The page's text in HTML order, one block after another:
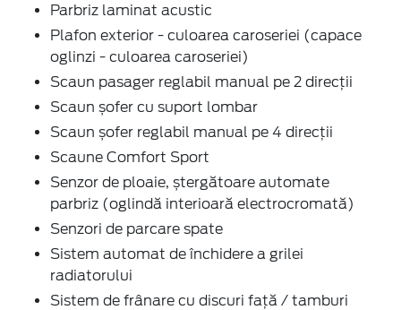
Parbriz laminat acustic
Plafon exterior - culoarea caroseriei (capace
oglinzi - culoarea caroseriei)
Scaun pasager reglabil manual pe 2 direcții
Scaun șofer cu suport lombar
Scaun șofer reglabil manual pe 4 direcții
Scaune Comfort Sport
Senzor de ploaie, ștergătoare automate
parbriz (oglindă interioară electrocromată)
Senzori de parcare spate
Sistem automat de închidere a grilei
radiatorului
Sistem de frânare cu discuri față / tamburi